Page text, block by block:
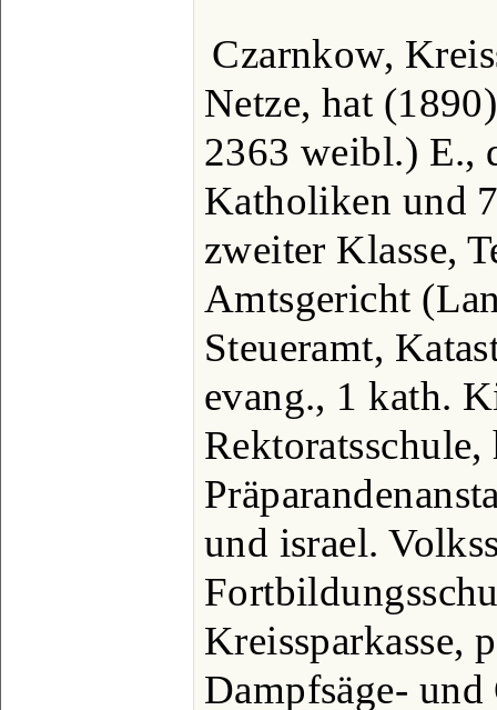
Czarnkow,
Netze, hat
2363 weibl.) E.,
Katholiken und
zweiter Klasse,
Amtsgericht
Steueramt,
evang., 1 kath.
und israel.
Kreissparkasse,
Dampfsäge-